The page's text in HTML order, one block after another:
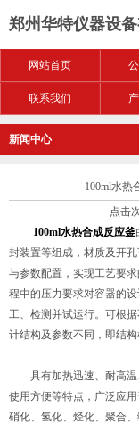
郑州华特仪器设备
网站首页
联系我们
新闻中心
100ml水热
点击
100ml水热合成反应釜
封装置等组成，材质及开
与参数配置，实现工艺要
程中的压力要求对容器的
工、检测并试运行。可根
计结构及参数不同，即结
具有加热迅速、耐高温
使用方便等特点，广泛应
硝化、氢化、烃化、聚合、